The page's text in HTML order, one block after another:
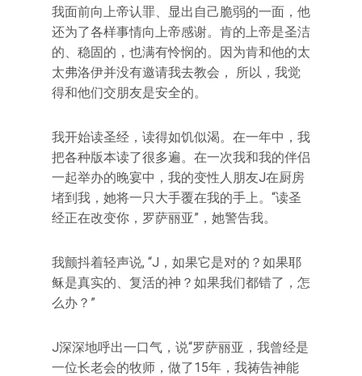
我面前向上帝认罪、显出自己脆弱的一面，他
还为了各样事情向上帝感谢。肯的上帝是圣洁
的、稳固的，也满有怜悯的。因为肯和他的太
太弗洛伊并没有邀请我去教会， 所以，我觉
得和他们交朋友是安全的。
我开始读圣经，读得如饥似渴。在一年中，我
把各种版本读了很多遍。在一次我和我的伴侣
一起举办的晚宴中，我的变性人朋友J在厨房
堵到我，她将一只大手覆在我的手上。“读圣
经正在改变你，罗萨丽亚”，她警告我。
我颤抖着轻声说, “J，如果它是对的？如果耶
稣是真实的、复活的神？如果我们都错了，怎
么办？”
J深深地呼出一口气，说“罗萨丽亚，我曾经是
一位长老会的牧师，做了15年，我祷告神能